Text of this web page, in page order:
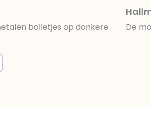
bolletjes op donkere
De